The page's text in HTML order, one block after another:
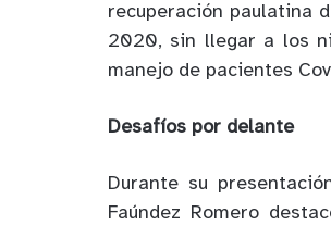
recuperación paulatina
2020, sin llegar a los
manejo de pacientes
Desafíos por delante
Durante su
Faúndez Romero